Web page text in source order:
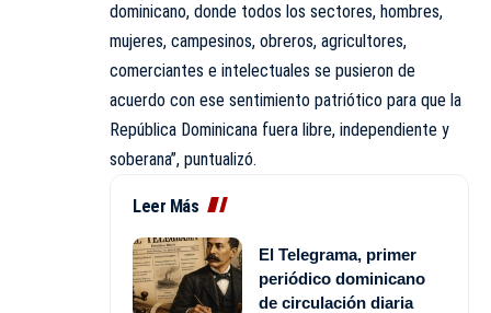
dominicano, donde todos los sectores, hombres,
mujeres, campesinos, obreros, agricultores,
comerciantes e intelectuales se pusieron de
acuerdo con ese sentimiento patriótico para que la
República Dominicana fuera libre, independiente y
soberana”, puntualizó.
Leer Más
El Telegrama, primer
periódico dominicano
de circulación diaria